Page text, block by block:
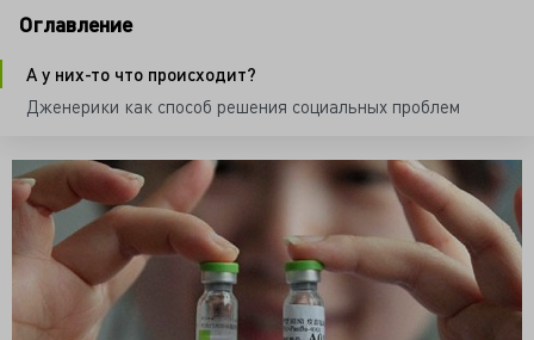
Оглавление
А у них-то что происходит?
Дженерики как способ решения социальных проблем